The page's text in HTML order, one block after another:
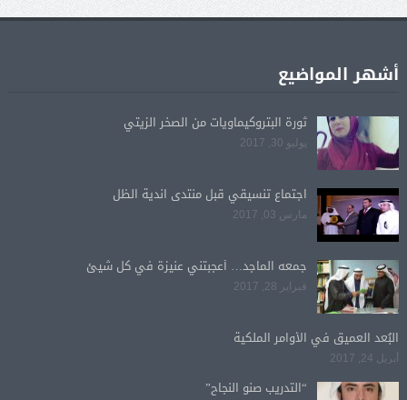
أشهر المواضيع
ثورة البتروكيماويات من الصخر الزيتي
يوليو 30, 2017
اجتماع تنسيقي قبل منتدى اندية الظل
مارس 03, 2017
جمعه الماجد… أعجبتني عنيزة في كل شيئ
فبراير 28, 2017
البُعد العميق في الأوامر الملكية
أبريل 24, 2017
“التدريب صنو النجاح”